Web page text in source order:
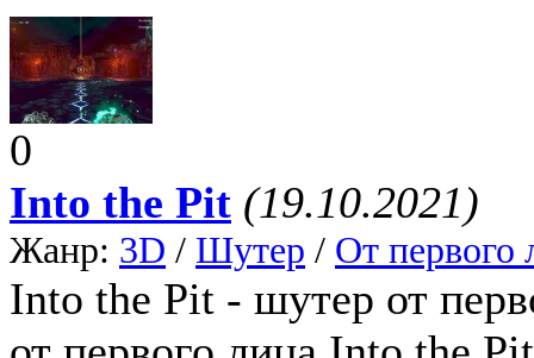
0
Into the Pit (19.10.2021)
Жанр: 3D / Шутер / От первого
Into the Pit - шутер от